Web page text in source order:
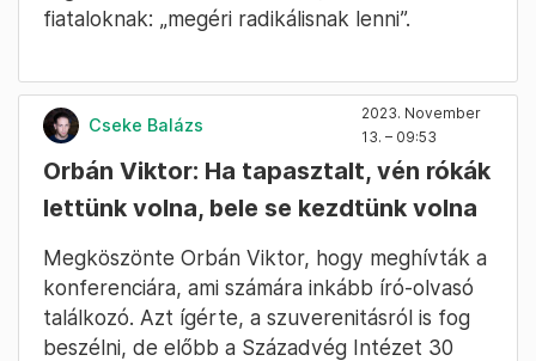
fiataloknak: „megéri radikálisnak lenni”.
Cseke Balázs
2023. November
13. – 09:53
Orbán Viktor: Ha tapasztalt, vén rókák
lettünk volna, bele se kezdtünk volna
Megköszönte Orbán Viktor, hogy meghívták a
konferenciára, ami számára inkább író-olvasó
találkozó. Azt ígérte, a szuverenitásról is fog
beszélni, de előbb a Századvég Intézet 30